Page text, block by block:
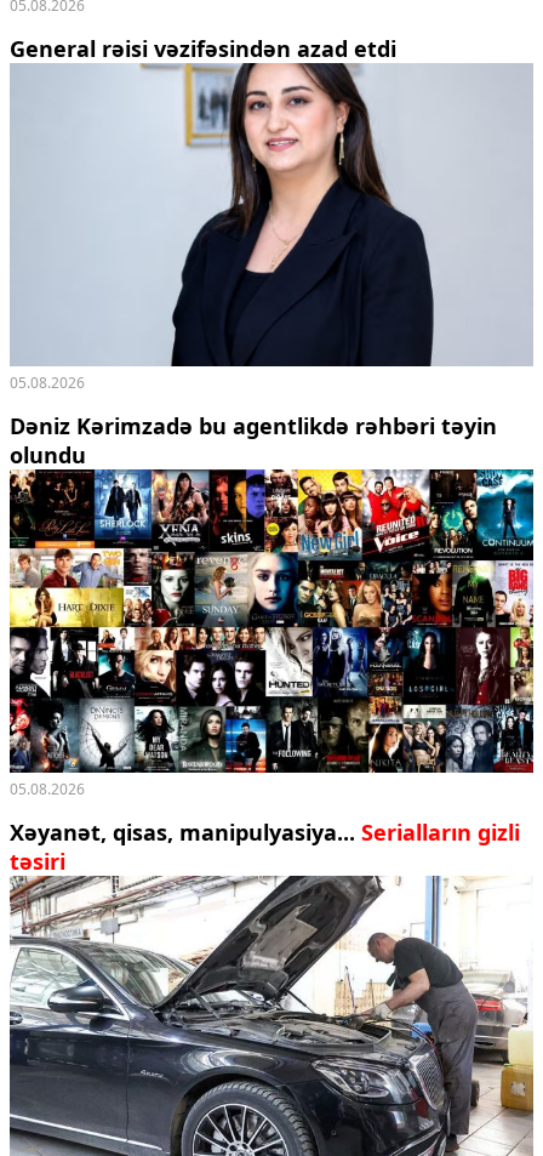
05.08.2026
General rəisi vəzifəsindən azad etdi
05.08.2026
Dəniz Kərimzadə bu agentlikdə rəhbəri təyin
olundu
05.08.2026
Xəyanət, qisas, manipulyasiya... Serialların gizli
təsiri